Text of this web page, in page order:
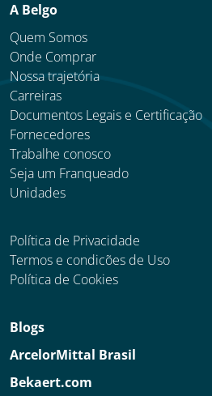
A Belgo
Quem Somos
Onde Comprar
Nossa trajetória
Carreiras
Documentos Legais e Certificação
Fornecedores
Trabalhe conosco
Seja um Franqueado
Unidades
Política de Privacidade
Termos e condicões de Uso
Política de Cookies
Blogs
ArcelorMittal Brasil
Bekaert.com